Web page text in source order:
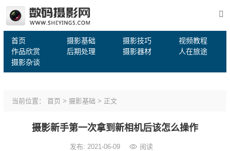
首页 摄影基础 摄影技巧
视频教程
作品欣赏
后期处理 摄影器材
人在旅途
摄影杂谈
当前位置： 首页 > 摄影基础 > 正文
摄影新手第一次拿到新相机后该怎么操作
发布: 2021-06-09 阅读